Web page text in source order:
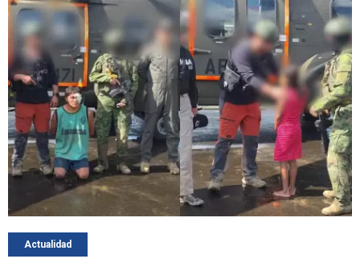
Actualidad